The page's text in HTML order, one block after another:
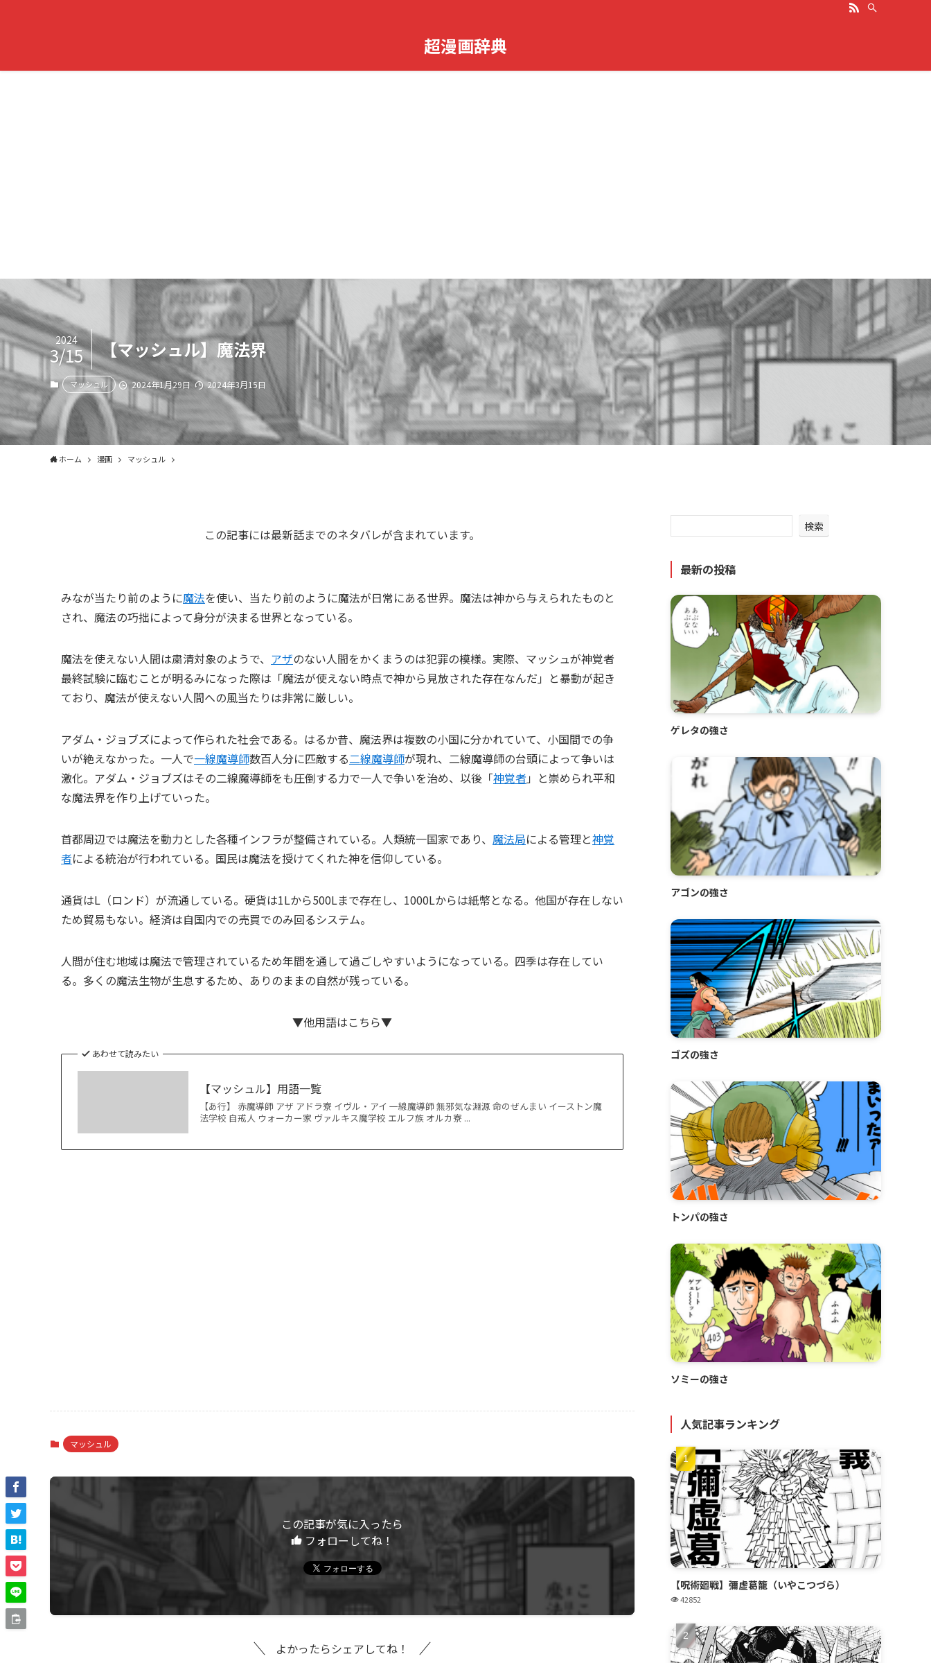
超漫画辞典
【マッシュル】魔法界
2024
3/15
マッシュル 2024年1月29日 2024年3月15日
ホーム 漫画 マッシュル
この記事には最新話までのネタバレが含まれています。
みなが当たり前のように魔法を使い、当たり前のように魔法が日常にある世界。魔法は神から与えられたものと
され、魔法の巧拙によって身分が決まる世界となっている。
魔法を使えない人間は粛清対象のようで、 アザのない人間をかくまうのは犯罪の模様。実際、マッシュが神覚者
最終試験に臨むことが明るみになった際は「魔法が使えない時点で神から見放された存在なんだ」と暴動が起き
ており、魔法が使えない人間への風当たりは非常に厳しい。
アダム・ジョブズによって作られた社会である。はるか昔、魔法界は複数の小国に分かれていて、小国間での争
いが絶えなかった。一人で一線魔導師数百人分に匹敵する二線魔導師が現れ、二線魔導師の台頭によって争いは
激化。アダム・ジョブズはその二線魔導師をも圧倒する力で一人で争いを治め、以後「神覚者」と崇められ平和
な魔法界を作り上げていった。
首都周辺では魔法を動力とした各種インフラが整備されている。人類統一国家であり、 魔法局による管理と神覚
者による統治が行われている。国民は魔法を授けてくれた神を信仰している。
通貨はL（ロンド）が流通している。硬貨は1Lから500Lまで存在し、1000Lからは紙幣となる。他国が存在しない
ため貿易もない。経済は自国内での売買でのみ回るシステム。
人間が住む地域は魔法で管理されているため年間を通して過ごしやすいようになっている。四季は存在してい
る。多くの魔法生物が生息するため、ありのままの自然が残っている。
▼他用語はこちら▼
あわせて読みたい
【マッシュル】用語一覧
【あ行】 赤魔導師 アザ アドラ寮 イヴル・アイ 一線魔導師 無邪気な淵源 命のぜんまい イーストン魔
法学校 自戒人 ウォーカー家 ヴァルキス魔学校 エルフ族 オルカ寮 ...
マッシュル
この記事が気に入ったら
フォローしてね！
よかったらシェアしてね！
検索
最新の投稿
ゲレタの強さ
アゴンの強さ
ゴズの強さ
トンパの強さ
ソミーの強さ
人気記事ランキング
【呪術廻戦】彌虚葛籠（いやこつづら）
42852